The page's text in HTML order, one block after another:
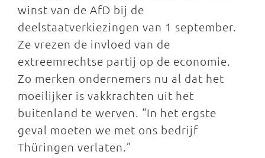
winst van de AfD bij de
deelstaatverkiezingen van 1 september.
Ze vrezen de invloed van de
extreemrechtse partij op de economie.
Zo merken ondernemers nu al dat het
moeilijker is vakkrachten uit het
buitenland te werven. “In het ergste
geval moeten we met ons bedrijf
Thüringen verlaten.”